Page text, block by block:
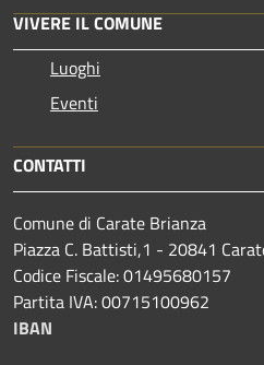
VIVERE IL COMUNE
Luoghi
Eventi
CONTATTI
Comune di Carate Brianza
Piazza C. Battisti,1 - 20841
Codice Fiscale: 01495680157
Partita IVA: 00715100962
IBAN